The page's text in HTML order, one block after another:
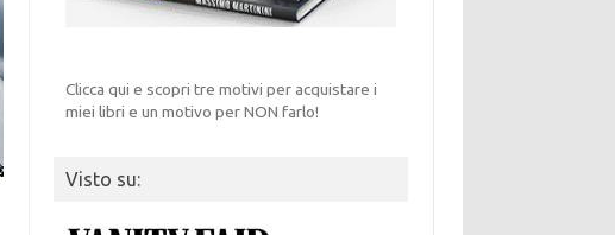
Clicca qui e scopri tre motivi per acquistare i
miei libri e un motivo per NON farlo!
Visto su: